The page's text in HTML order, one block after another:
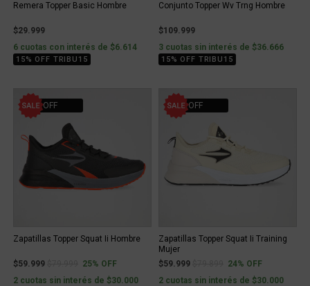
Remera Topper Basic Hombre
$29.999
6 cuotas con interés de $6.614
15% OFF TRIBU15
Conjunto Topper Wv Trng Hombre
$109.999
3 cuotas sin interés de $36.666
15% OFF TRIBU15
25% OFF
Zapatillas Topper Squat Ii Hombre
$59.999 Price reduced from
to25% OFF
2 cuotas sin interés de $30.000
24% OFF
Zapatillas Topper Squat Ii Training
Mujer
$59.999
Price reduced from
to24% OFF
2 cuotas sin interés de $30.000